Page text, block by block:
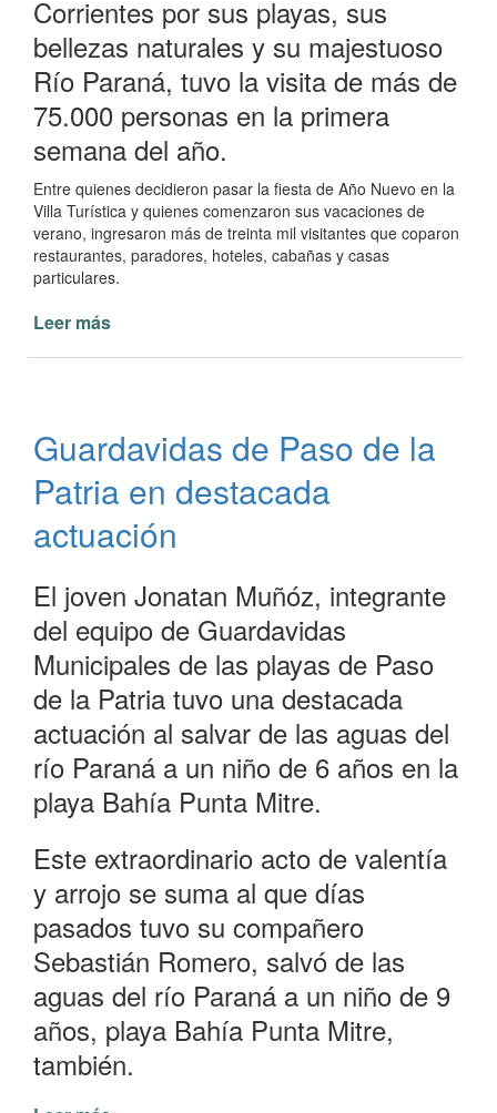
Corrientes por sus playas, sus
bellezas naturales y su majestuoso
Río Paraná, tuvo la visita de más de
75.000 personas en la primera
semana del año.
Entre quienes decidieron pasar la fiesta de Año Nuevo en la
Villa Turística y quienes comenzaron sus vacaciones de
verano, ingresaron más de treinta mil visitantes que coparon
restaurantes, paradores, hoteles, cabañas y casas
particulares.
Leer más
cinco
mil
turistas
la
semana
del
año
Guardavidas de Paso de la
Patria en destacada
actuación
El joven Jonatan Muñóz, integrante
del equipo de Guardavidas
Municipales de las playas de Paso
de la Patria tuvo una destacada
actuación al salvar de las aguas del
río Paraná a un niño de 6 años en la
playa Bahía Punta Mitre.
Este extraordinario acto de valentía
y arrojo se suma al que días
pasados tuvo su compañero
Sebastián Romero, salvó de las
aguas del río Paraná a un niño de 9
años, playa Bahía Punta Mitre,
también.